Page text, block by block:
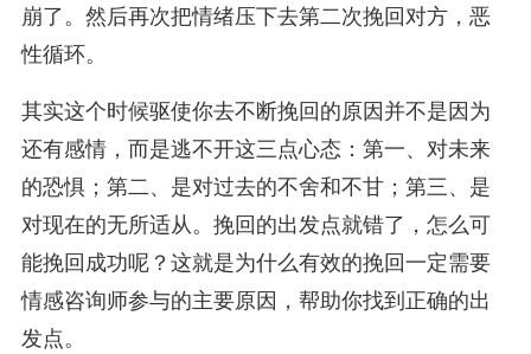
崩了。然后再次把情绪压下去第二次挽回对方，恶
性循环。
其实这个时候驱使你去不断挽回的原因并不是因为
还有感情，而是逃不开这三点心态：第一、对未来
的恐惧；第二、是对过去的不舍和不甘；第三、是
对现在的无所适从。挽回的出发点就错了，怎么可
能挽回成功呢？这就是为什么有效的挽回一定需要
情感咨询师参与的主要原因，帮助你找到正确的出
发点。